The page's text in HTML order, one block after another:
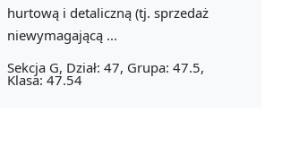
hurtową i detaliczną (tj. sprzedaż
niewymagającą ...
Sekcja G, Dział: 47, Grupa: 47.5,
Klasa: 47.54